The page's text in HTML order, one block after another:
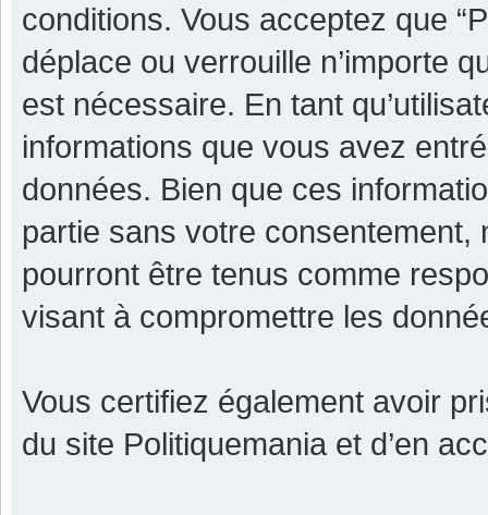
conditions. Vous acceptez que
déplace ou verrouille n’importe
est nécessaire. En tant
informations que vous avez
données. Bien que ces
partie sans votre consentement,
pourront être tenus comme
visant à compromettre les
Vous certifiez également avoir
du site Politiquemania et d’en